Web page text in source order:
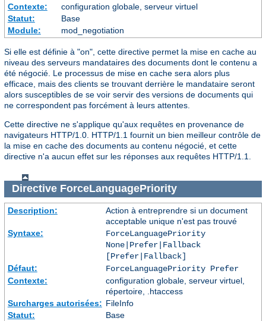
Contexte:
configuration globale, serveur virtuel
Statut:
Base
Module:
mod_negotiation
Si elle est définie à "on", cette directive permet la mise en cache au
niveau des serveurs mandataires des documents dont le contenu a
été négocié. Le processus de mise en cache sera alors plus
efficace, mais des clients se trouvant derrière le mandataire seront
alors susceptibles de se voir servir des versions de documents qui
ne correspondent pas forcément à leurs attentes.
Cette directive ne s'applique qu'aux requêtes en provenance de
navigateurs HTTP/1.0. HTTP/1.1 fournit un bien meilleur contrôle de
la mise en cache des documents au contenu négocié, et cette
directive n'a aucun effet sur les réponses aux requêtes HTTP/1.1.
Directive ForceLanguagePriority
Description:
Action à entreprendre si un document
acceptable unique n'est pas trouvé
Syntaxe:
ForceLanguagePriority
None|Prefer|Fallback
[Prefer|Fallback]
Défaut:
ForceLanguagePriority Prefer
Contexte:
configuration globale, serveur virtuel,
répertoire, .htaccess
Surcharges autorisées: FileInfo
Statut:
Base